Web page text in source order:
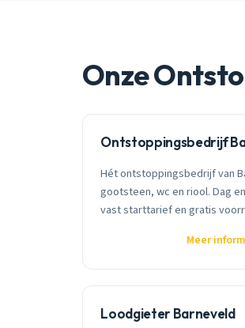
Onze
Ontstoppingsbedrijf
Hét ontstoppingsbedrijf van
gootsteen, wc en riool. Dag
vast starttarief en gratis
Meer
Loodgieter Barneveld